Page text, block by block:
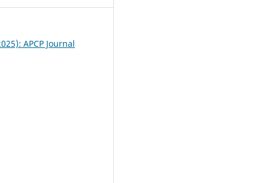
APCP Journal